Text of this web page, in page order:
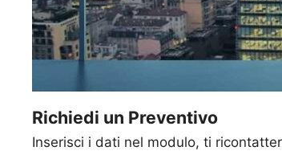
Richiedi un Preventivo
Inserisci i dati nel modulo, ti